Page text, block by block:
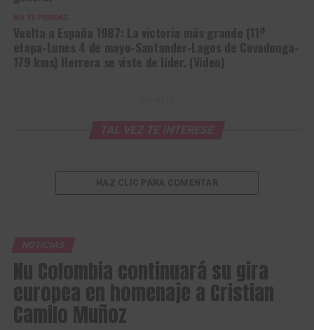
NO TE PIERDAS
TAL VEZ TE INTERESE
HAZ CLIC PARA COMENTAR
NOTICIAS
Nu Colombia continuará su gira
europea en homenaje a Cristian
Camilo Muñoz